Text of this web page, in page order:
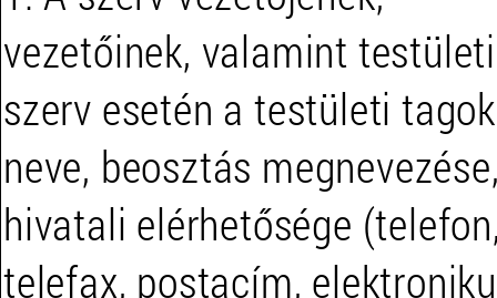
vezetőinek, valamint testületi
szerv esetén a testületi tagok
neve, beosztás
hivatali elérhetősége
telefax, postacím,